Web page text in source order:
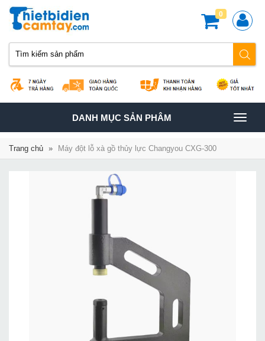
0
TOGGLE
NAVIGATION
DANH MỤC SẢN PHÂM
Trang chủ » Máy đột lỗ xà gồ thủy lực Changyou CXG-300